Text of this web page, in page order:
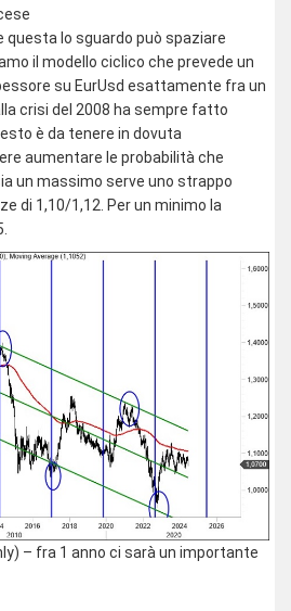
questa lo sguardo può spaziare
il modello ciclico che prevede un
su EurUsd esattamente fra un
crisi del 2008 ha sempre fatto
è da tenere in dovuta
aumentare le probabilità che
un massimo serve uno strappo
di 1,10/1,12. Per un minimo la
– fra 1 anno ci sarà un importante